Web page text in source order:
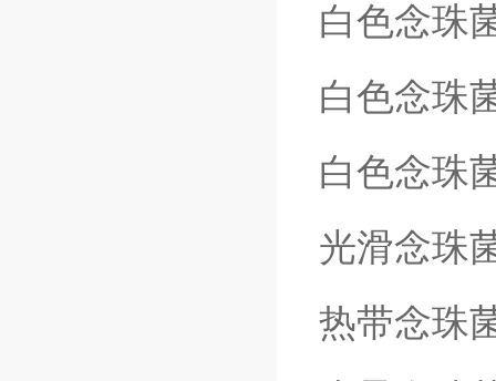
白色念珠
白色念珠
白色念珠
光滑念珠
热带念珠